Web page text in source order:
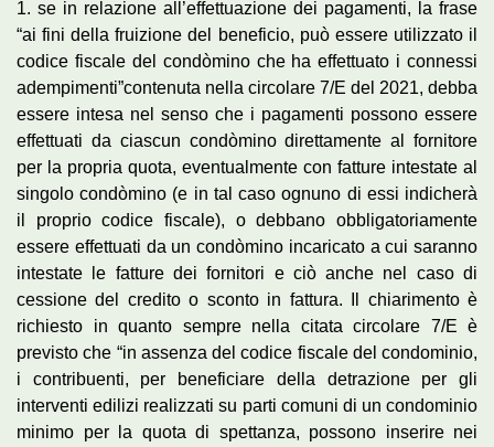
1. se in relazione all’effettuazione dei pagamenti, la frase
“ai fini della fruizione del beneficio, può essere utilizzato il
codice fiscale del condòmino che ha effettuato i connessi
adempimenti”contenuta nella circolare 7/E del 2021, debba
essere intesa nel senso che i pagamenti possono essere
effettuati da ciascun condòmino direttamente al fornitore
per la propria quota, eventualmente con fatture intestate al
singolo condòmino (e in tal caso ognuno di essi indicherà
il proprio codice fiscale), o debbano obbligatoriamente
essere effettuati da un condòmino incaricato a cui saranno
intestate le fatture dei fornitori e ciò anche nel caso di
cessione del credito o sconto in fattura. Il chiarimento è
richiesto in quanto sempre nella citata circolare 7/E è
previsto che “in assenza del codice fiscale del condominio,
i contribuenti, per beneficiare della detrazione per gli
interventi edilizi realizzati su parti comuni di un condominio
minimo per la quota di spettanza, possono inserire nei